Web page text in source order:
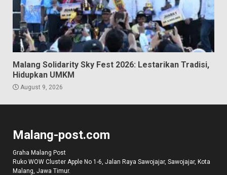
Malang Solidarity Sky Fest 2026: Lestarikan Tradisi,
Hidupkan UMKM
August 9, 2026
Malang-post.com
Graha Malang Post
Ruko WOW Cluster Apple No 1-6, Jalan Raya Sawojajar, Sawojajar, Kota
Malang, Jawa Timur.